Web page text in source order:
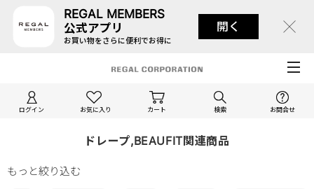
REGAL MEMBERS
公式アプリ
お買い物をさらに便利でお得に
開く
ログイン お気に入り カート 検索 お問合せ
ドレープ,BEAUFIT関連商品
もっと絞り込む